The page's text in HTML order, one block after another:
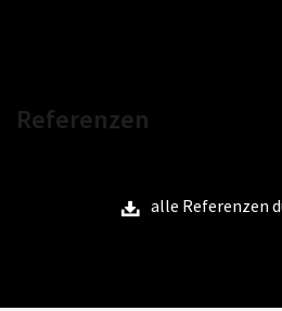
Referenzen
alle Referenzen